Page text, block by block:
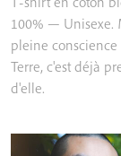
100% — Unisexe.
pleine conscience
Terre, c'est déjà
d'elle.